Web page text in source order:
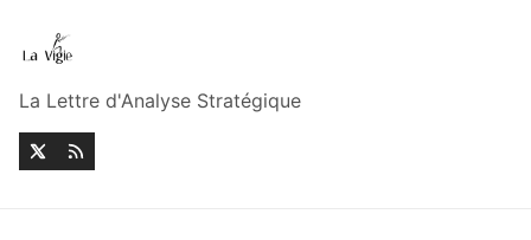
La Lettre d'Analyse Stratégique